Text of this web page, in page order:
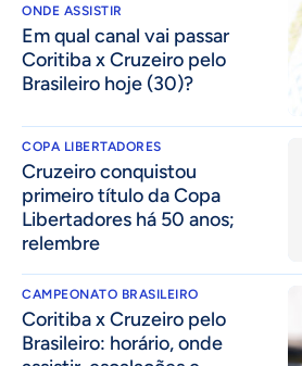
ONDE ASSISTIR
Em qual canal vai passar
Coritiba x Cruzeiro pelo
Brasileiro hoje (30)?
COPA LIBERTADORES
Cruzeiro conquistou
primeiro título da Copa
Libertadores há 50 anos;
relembre
CAMPEONATO BRASILEIRO
Coritiba x Cruzeiro pelo
Brasileiro: horário, onde